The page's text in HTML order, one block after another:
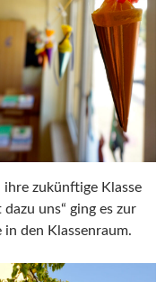
zukünftige Klasse
uns“ ging es zur
den Klassenraum.